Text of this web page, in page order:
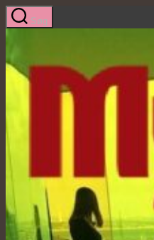
Spring
til
indholdet
Søg